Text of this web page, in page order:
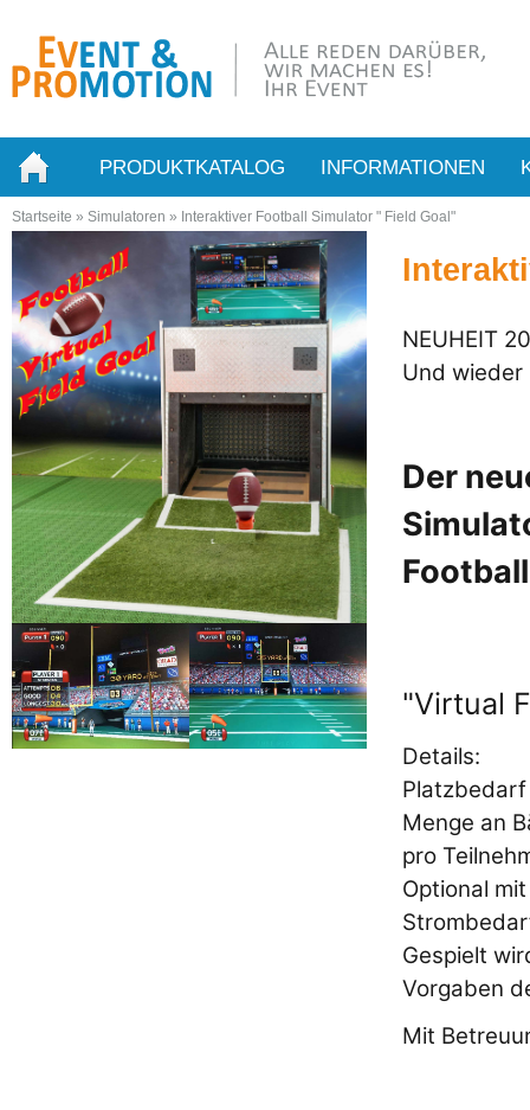
PRODUKTKATALOG INFORMATIONEN
Startseite » Simulatoren » Interaktiver Football Simulator " Field Goal"
NEUHEIT
Und wieder
Der
"Virtual
Details:
Menge an
pro
Optional
Gespielt
Vorgaben
Mit